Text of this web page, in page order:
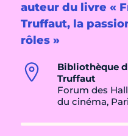
auteur du livre «
Truffaut, la
rôles »
Bibliothèque
Truffaut
Forum des
du cinéma,